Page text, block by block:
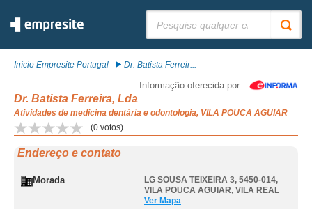
Início Empresite Portugal Dr. Batista Ferreir...
Informação oferecida por
Dr. Batista Ferreira, Lda
Atividades de medicina dentária e odontologia, VILA POUCA AGUIAR
(0 votos)
Endereço e contato
Morada LG SOUSA TEIXEIRA 3, 5450-014,
VILA POUCA AGUIAR, VILA REAL
Ver Mapa